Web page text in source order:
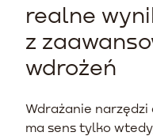
realne
z
wdrożeń
Wdrażanie narzędzi
ma sens tylko